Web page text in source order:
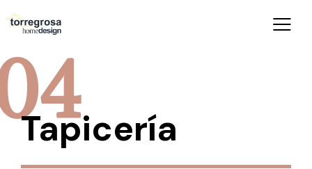
Tapicería